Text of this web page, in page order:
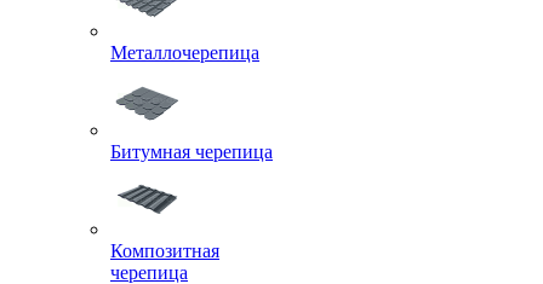
Металлочерепица
Битумная черепица
Композитная
черепица